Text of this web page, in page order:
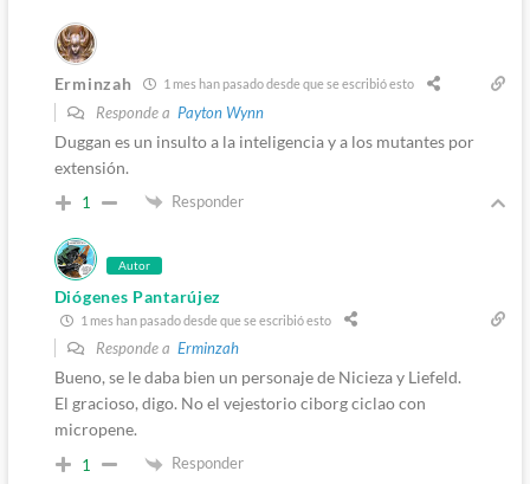
Erminzah 1 mes han pasado desde que se escribió esto
Responde a Payton Wynn
Duggan es un insulto a la inteligencia y a los mutantes por
extensión.
1 Responder
Autor
Diógenes Pantarújez
1 mes han pasado desde que se escribió esto
Responde a Erminzah
Bueno, se le daba bien un personaje de Nicieza y Liefeld.
El gracioso, digo. No el vejestorio ciborg ciclao con
micropene.
1 Responder